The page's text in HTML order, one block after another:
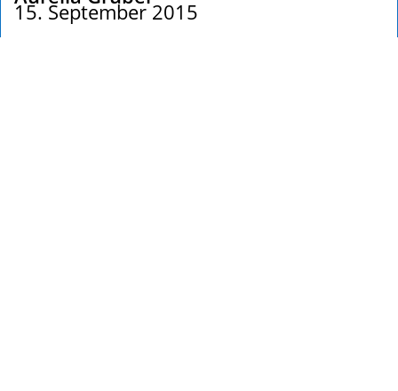
15. September 2015